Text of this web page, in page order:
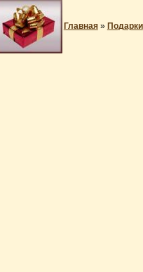
Главная» Подарки